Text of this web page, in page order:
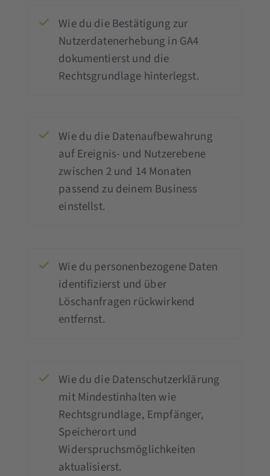
Wie du die Bestätigung zur
Nutzerdatenerhebung in GA4
dokumentierst und die
Rechtsgrundlage hinterlegst.
Wie du die Datenaufbewahrung
auf Ereignis- und Nutzerebene
zwischen 2 und 14 Monaten
passend zu deinem Business
einstellst.
Wie du personenbezogene Daten
identifizierst und über
Löschanfragen rückwirkend
entfernst.
Wie du die Datenschutzerklärung
mit Mindestinhalten wie
Rechtsgrundlage, Empfänger,
Speicherort und
Widerspruchsmöglichkeiten
aktualisierst.